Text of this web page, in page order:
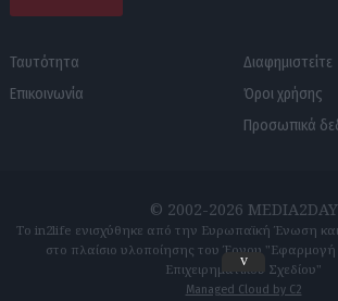
Ταυτότητα
Επικοινωνία
Διαφημιστείτε
Όροι χρήσης
Προσωπικά
© 2002-2026 MEDIA2DAY
Το in2life ενισχύθηκε από την Ευρωπαϊκή Ένωση
στο πλαίσιο υλοποίησης του Έργου
Επιχειρηματικού Σχεδίου"
Managed Cloud by C2
v